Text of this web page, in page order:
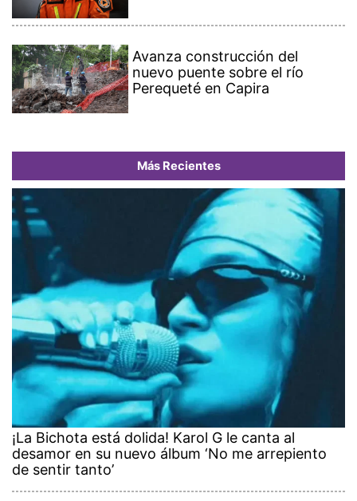
Avanza construcción del
nuevo puente sobre el río
Perequeté en Capira
Más Recientes
¡La Bichota está dolida! Karol G le canta al
desamor en su nuevo álbum ‘No me arrepiento
de sentir tanto’